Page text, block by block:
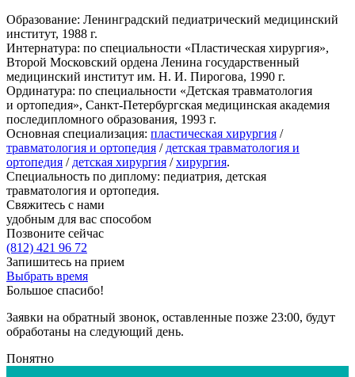
Образование: Ленинградский педиатрический медицинский
институт, 1988 г.
Интернатура: по специальности «Пластическая хирургия»,
Второй Московский ордена Ленина государственный
медицинский институт им. Н. И. Пирогова, 1990 г.
Ординатура: по специальности «Детская травматология
и ортопедия», Санкт-Петербургская медицинская академия
последипломного образования, 1993 г.
Основная специализация: пластическая хирургия /
травматология и ортопедия / детская травматология и
ортопедия / детская хирургия /хирургия.
Специальность по диплому: педиатрия, детская
травматология и ортопедия.
Свяжитесь с нами
удобным для вас способом
Позвоните сейчас
(812) 421 96 72
Запишитесь на прием
Выбрать время
Большое спасибо!
Заявки на обратный звонок, оставленные позже 23:00, будут
обработаны на следующий день.
Понятно